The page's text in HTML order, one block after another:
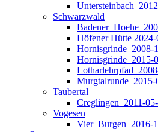
Schwarzwald
Höfener Hütte
Hornisgrinde_2008-
Hornisgrinde_2015-
Murgtalrunde_2015-
Taubertal
Creglingen_2011-
Vogesen
Vier_Burgen_2016-